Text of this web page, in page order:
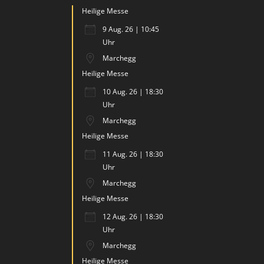
Heilige Messe
9 Aug. 26 | 10:45
Uhr
Marchegg
Heilige Messe
10 Aug. 26 | 18:30
Uhr
Marchegg
Heilige Messe
11 Aug. 26 | 18:30
Uhr
Marchegg
Heilige Messe
12 Aug. 26 | 18:30
Uhr
Marchegg
Heilige Messe